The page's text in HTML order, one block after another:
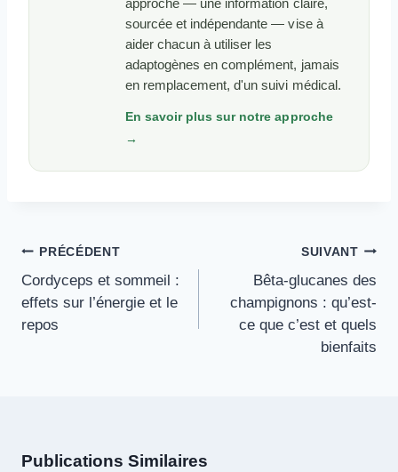
approche — une information claire,
sourcée et indépendante — vise à
aider chacun à utiliser les
adaptogènes en complément, jamais
en remplacement, d'un suivi médical.
En savoir plus sur notre approche
→
Navigation
De
L’article
PRÉCÉDENT
Cordyceps et sommeil :
effets sur l’énergie et le
repos
SUIVANT
Bêta-glucanes des
champignons : qu’est-
ce que c’est et quels
bienfaits
Publications Similaires